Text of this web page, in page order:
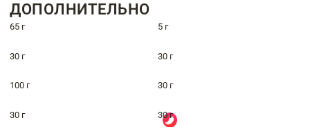
ДОПОЛНИТЕЛЬНО
65 г 5 г
30 г 30 г
100 г 30 г
30 г 30 г